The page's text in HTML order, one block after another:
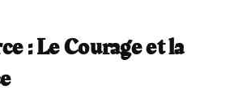
: Le Courage et la